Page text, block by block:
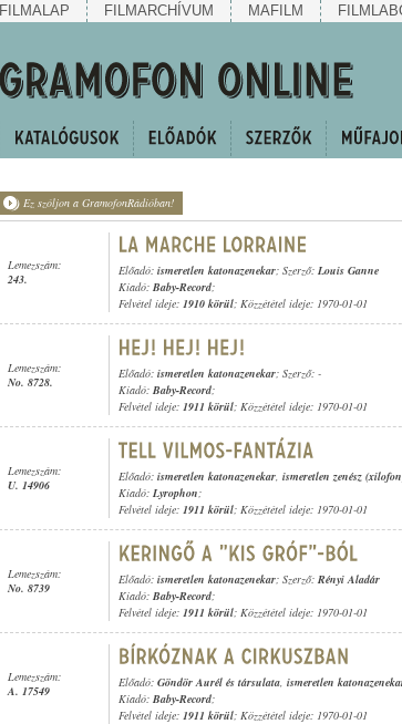
FILMALAP FILMARCHÍVUM MAFILM
Ez szóljon a GramofonRádióban!
Lemezszám:
243.
Előadó: ismeretlen katonazenekar; Szerző: Louis Ganne
Kiadó: Baby-Record;
Felvétel ideje: 1910 körül; Közzététel ideje: 1970-01-01
Lemezszám:
No. 8728.
Előadó: ismeretlen katonazenekar; Szerző: -
Kiadó: Baby-Record;
Felvétel ideje: 1911 körül; Közzététel ideje: 1970-01-01
Lemezszám:
U. 14906
Előadó: ismeretlen katonazenekar, ismeretlen zenész
Kiadó: Lyrophon;
Felvétel ideje: 1911 körül; Közzététel ideje: 1970-01-01
Lemezszám:
No. 8739
Előadó: ismeretlen katonazenekar; Szerző: Rényi Aladár
Kiadó: Baby-Record;
Felvétel ideje: 1911 körül; Közzététel ideje: 1970-01-01
Lemezszám:
A. 17549
Előadó: Göndör Aurél és társulata, ismeretlen
Kiadó: Baby-Record;
Felvétel ideje: 1911 körül; Közzététel ideje: 1970-01-01